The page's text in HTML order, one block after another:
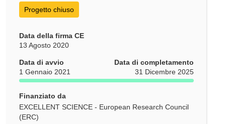
Progetto chiuso
Data della firma CE
13 Agosto 2020
Data di avvio
1 Gennaio 2021
Data di completamento
31 Dicembre 2025
Finanziato da
EXCELLENT SCIENCE - European Research Council
(ERC)